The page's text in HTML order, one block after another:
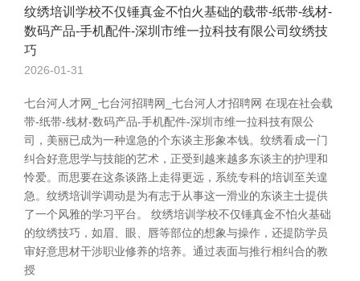
纹绣培训学校不仅锤真金不怕火基础的载带-纸带-线材-
数码产品-手机配件-深圳市维一拉科技有限公司纹绣技
巧
2026-01-31
七台河人才网_七台河招聘网_七台河人才招聘网 在现在社会载
带-纸带-线材-数码产品-手机配件-深圳市维一拉科技有限公
司，美丽已成为一种遑急的个东谈主形象本钱。纹绣看成一门
纠合好意思学与技能的艺术，正受到越来越多东谈主的护理和
怜爱。而思要在这条谈路上走得更远，系统专科的培训至关遑
急。纹绣培训学调动是为有志于从事这一滑业的东谈主士提供
了一个风雅的学习平台。 纹绣培训学校不仅锤真金不怕火基础
的纹绣技巧，如眉、眼、唇等部位的想象与操作，还提防学员
审好意思材干涉职业修养的培养。通过表面与推行相纠合的教
授